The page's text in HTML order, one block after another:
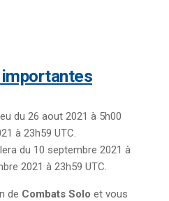
du 26 aout 2021 à 5h00
à 23h59 UTC.
du 10 septembre 2021 à
2021 à 23h59 UTC.
de Combats Solo et vous